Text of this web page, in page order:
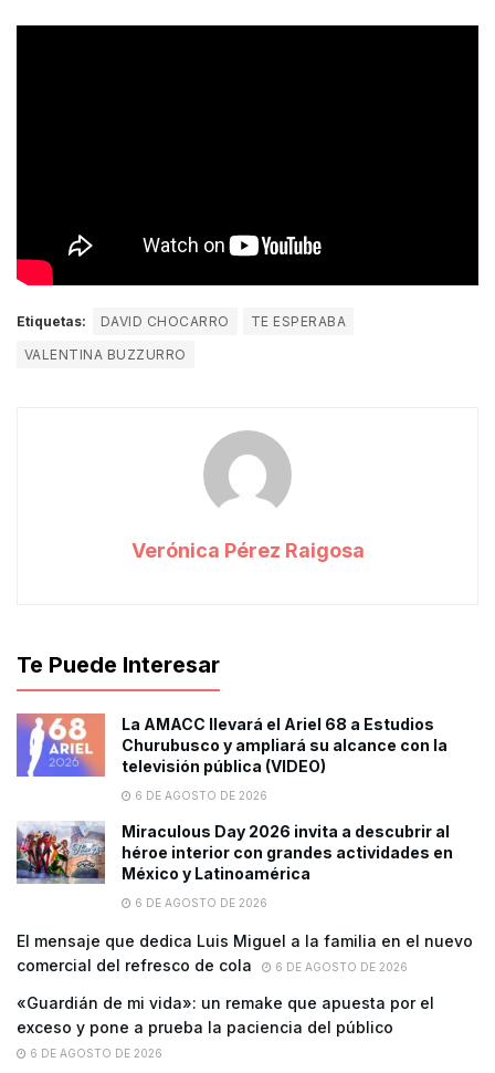
Etiquetas: DAVID CHOCARRO
TE ESPERABA
VALENTINA BUZZURRO
Verónica Pérez Raigosa
Te Puede Interesar
La AMACC llevará el Ariel 68 a Estudios
Churubusco y ampliará su alcance con la
televisión pública (VIDEO)
6 DE AGOSTO DE 2026
Miraculous Day 2026 invita a descubrir al
héroe interior con grandes actividades en
México y Latinoamérica
6 DE AGOSTO DE 2026
El mensaje que dedica Luis Miguel a la familia en el nuevo
comercial del refresco de cola
6 DE AGOSTO DE 2026
«Guardián de mi vida»: un remake que apuesta por el
exceso y pone a prueba la paciencia del público
6 DE AGOSTO DE 2026